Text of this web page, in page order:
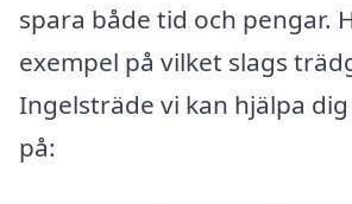
spara både tid och pengar.
exempel på vilket slags
Ingelsträde vi kan hjälpa
på: